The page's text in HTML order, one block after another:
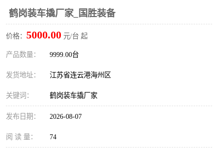
鹤岗装车撬厂家_国胜装备
价格： 5000.00 元/台 起
产品数量： 9999.00台
发货地址： 江苏省连云港海州区
关键词： 鹤岗装车撬厂家
发布日期： 2026-08-07
阅 读 量： 74